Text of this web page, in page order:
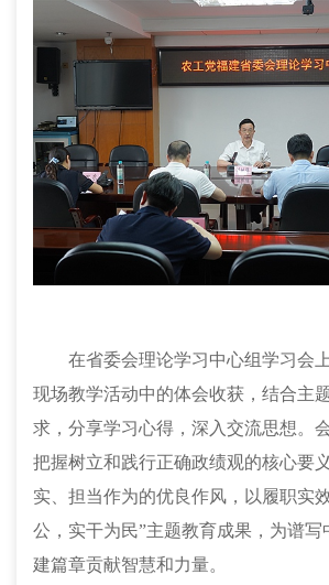
在省委会理论学习中心组学习会
现场教学活动中的体会收获，结合主
求，分享学习心得，深入交流思想。
把握树立和践行正确政绩观的核心要
实、担当作为的优良作风，以履职实
公，实干为民”主题教育成果，为谱写
建篇章贡献智慧和力量。